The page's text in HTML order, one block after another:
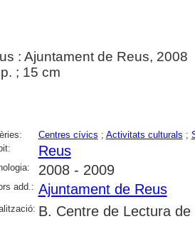
: Ajuntament de Reus, 2008
; 15 cm
Centres cívics ; Activitats culturals ;
Reus
2008 - 2009
add.: Ajuntament de Reus
B. Centre de Lectura de